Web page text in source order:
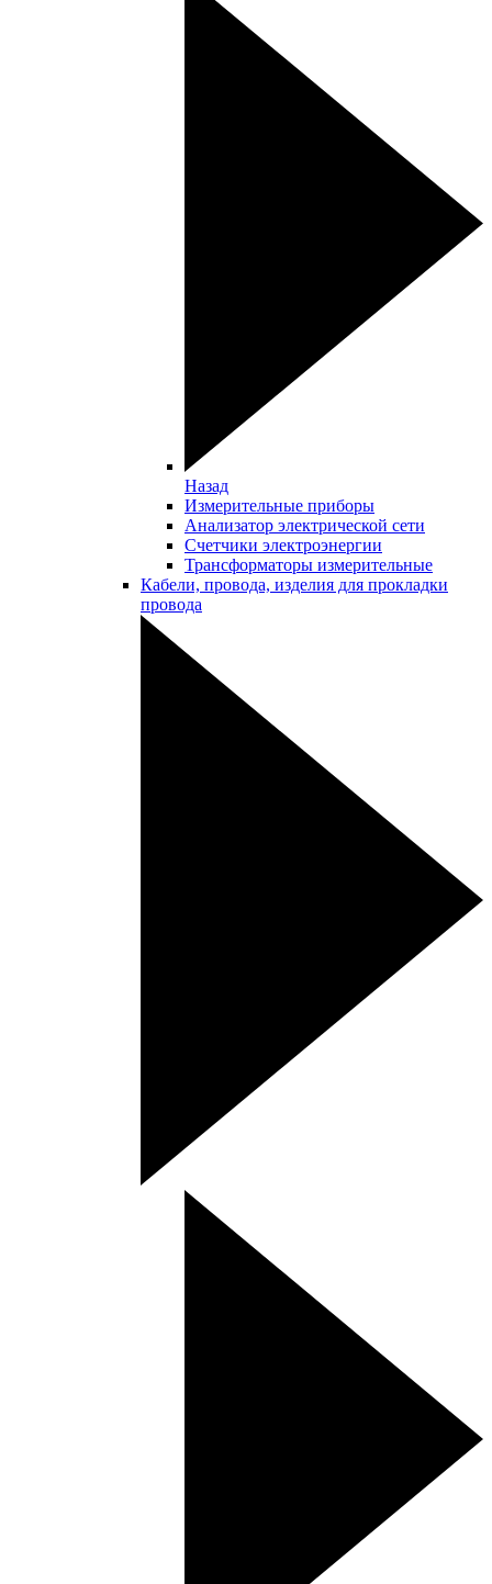
Назад
Измерительные приборы
Анализатор электрической сети
Счетчики электроэнергии
Трансформаторы измерительные
Кабели, провода, изделия для прокладки
провода